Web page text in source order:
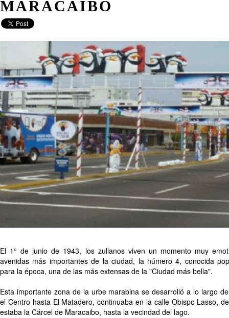
MARACAIBO
El 1° de junio de 1943, los zulianos viven un momento muy
avenidas más importantes de la ciudad, la número 4, conocida
para la época, una de las más extensas de la "Ciudad más bella".
Esta importante zona de la urbe marabina se desarrolló a lo largo
el Centro hasta El Matadero, continuaba en la calle Obispo Lasso,
estaba la Cárcel de Maracaibo, hasta la vecindad del lago.